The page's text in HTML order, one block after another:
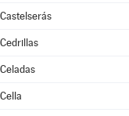
Castelserás
Cedrillas
Celadas
Cella